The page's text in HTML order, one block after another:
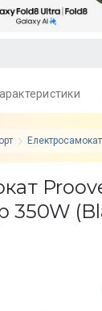
Характеристики
350W